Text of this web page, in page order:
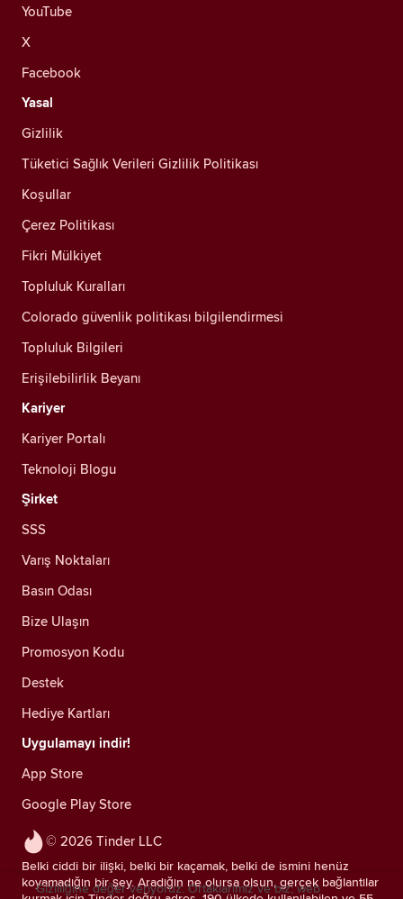
© 2026 Tinder LLC
Belki ciddi bir ilişki, belki bir kaçamak, belki de ismini henüz
koyamadığın bir şey. Aradığın ne olursa olsun, gerçek bağlantılar
YouTube
X
Facebook
Yasal
Gizlilik
Tüketici Sağlık Verileri Gizlilik Politikası
Koşullar
Çerez Politikası
Fikri Mülkiyet
Topluluk Kuralları
Colorado güvenlik politikası bilgilendirmesi
Topluluk Bilgileri
Erişilebilirlik Beyanı
Kariyer
Kariyer Portalı
Teknoloji Blogu
Şirket
SSS
Varış Noktaları
Basın Odası
Bize Ulaşın
Promosyon Kodu
Destek
Hediye Kartları
Uygulamayı indir!
App Store
Google Play Store
Gizliliğine değer veriyoruz. Ortaklarımız ve biz; web